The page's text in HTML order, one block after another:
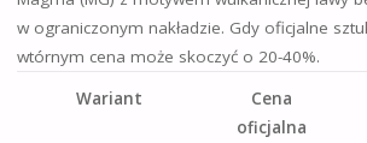
w ograniczonym nakładzie. Gdy oficjalne
wtórnym cena może skoczyć o 20-40%.
Wariant
Cena
oficjalna